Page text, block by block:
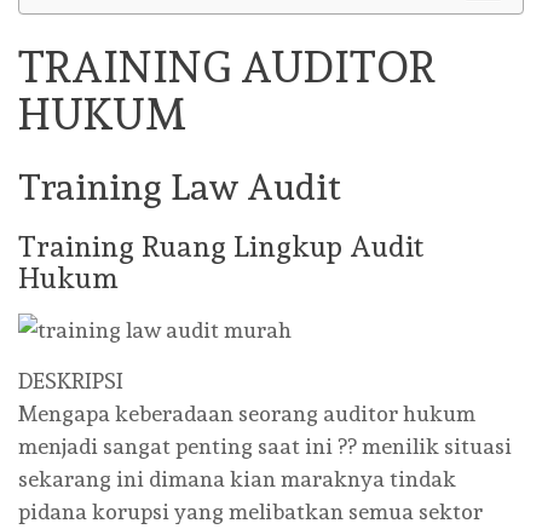
TRAINING AUDITOR
HUKUM
Training Law Audit
Training Ruang Lingkup Audit
Hukum
DESKRIPSI
Mengapa keberadaan seorang auditor hukum
menjadi sangat penting saat ini ?? menilik situasi
sekarang ini dimana kian maraknya tindak
pidana korupsi yang melibatkan semua sektor